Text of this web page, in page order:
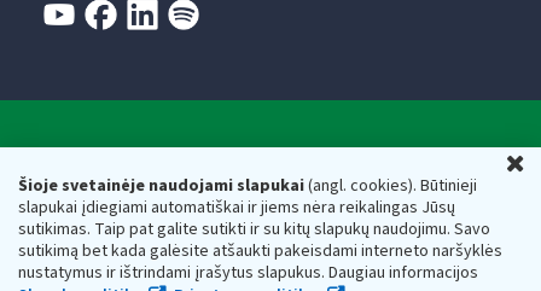
Šioje svetainėje naudojami slapukai(angl. cookies). Būtinieji
slapukai įdiegiami automatiškai ir jiems nėra reikalingas Jūsų
sutikimas. Taip pat galite sutikti ir su kitų slapukų naudojimu. Savo
sutikimą bet kada galėsite atšaukti pakeisdami interneto naršyklės
nustatymus ir ištrindami įrašytus slapukus. Daugiau informacijos
Valstybinė mokesčių inspekcija prie Lietuvos
Respublikos finansų ministerijos
Biudžetinė įstaiga. Juridinio asmens kodas — 188659752,
adresas: Vasario 16-osios g. 14, 01107 Vilnius, Lietuva, el.paštas:
vmi@vmi.lt , E. pristatymo dėžutės adresas 188659752
Duomenys apie Valstybinę mokesčių inspekciją prie Lietuvos